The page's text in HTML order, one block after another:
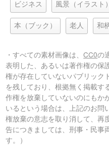
ビジネス 風景（イラスト）
本（ブック） 老人 和
・すべての素材画像は、CC0の
表明した、あるいは著作権の保
権が存在していないパブリック
を残しており、根拠無く掲載す
作権を放棄していないのにもか
いるという場合は、上記のお問
権放棄の意志を取り消して、再
告につきましては、刑事・民事
す。）